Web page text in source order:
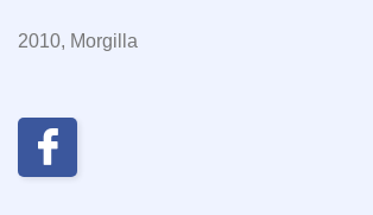
2010, Morgilla